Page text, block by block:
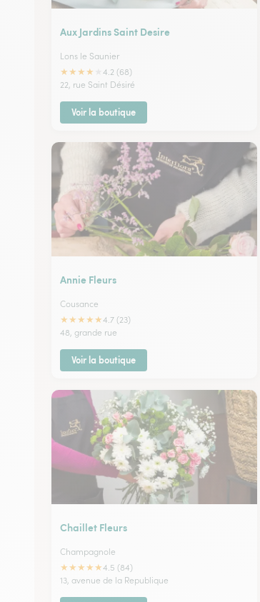
Aux Jardins Saint Desire
Lons le Saunier
★★★★
4.2 (68)
22, rue Saint Désiré
Voir la boutique
Annie Fleurs
Cousance
★★★★★4.7 (23)
48, grande rue
Voir la boutique
Chaillet Fleurs
Champagnole
★★★★★4.5 (84)
13, avenue de la Republique